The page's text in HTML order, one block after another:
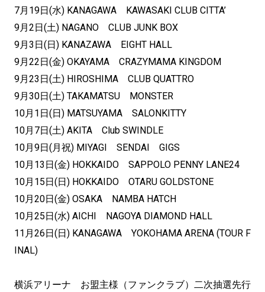
7月19日(水) KANAGAWA KAWASAKI CLUB CITTA’
9月2日(土) NAGANO CLUB JUNK BOX
9月3日(日) KANAZAWA EIGHT HALL
9月22日(金) OKAYAMA CRAZYMAMA KINGDOM
9月23日(土) HIROSHIMA CLUB QUATTRO
9月30日(土) TAKAMATSU MONSTER
10月1日(日) MATSUYAMA SALONKITTY
10月7日(土) AKITA Club SWINDLE
10月9日(月祝) MIYAGI SENDAI GIGS
10月13日(金) HOKKAIDO SAPPOLO PENNY LANE24
10月15日(日) HOKKAIDO OTARU GOLDSTONE
10月20日(金) OSAKA NAMBA HATCH
10月25日(水) AICHI NAGOYA DIAMOND HALL
11月26日(日) KANAGAWA YOKOHAMA ARENA (TOUR F
INAL)
横浜アリーナ お盟主様（ファンクラブ）二次抽選先行